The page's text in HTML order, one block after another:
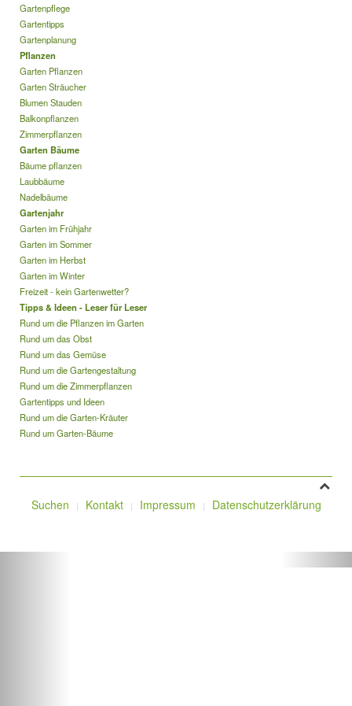
Gartenpflege
Gartentipps
Gartenplanung
Pflanzen
Garten Pflanzen
Garten Sträucher
Blumen Stauden
Balkonpflanzen
Zimmerpflanzen
Garten Bäume
Bäume pflanzen
Laubbäume
Nadelbäume
Gartenjahr
Garten im Frühjahr
Garten im Sommer
Garten im Herbst
Garten im Winter
Freizeit - kein Gartenwetter?
Tipps & Ideen - Leser für Leser
Rund um die Pflanzen im Garten
Rund um das Obst
Rund um das Gemüse
Rund um die Gartengestaltung
Rund um die Zimmerpflanzen
Gartentipps und Ideen
Rund um die Garten-Kräuter
Rund um Garten-Bäume
Suchen Kontakt Impressum Datenschutzerklärung